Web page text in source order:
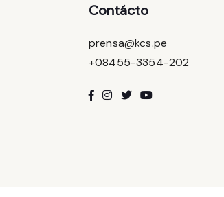
Contácto
prensa@kcs.pe
+08455-3354-202